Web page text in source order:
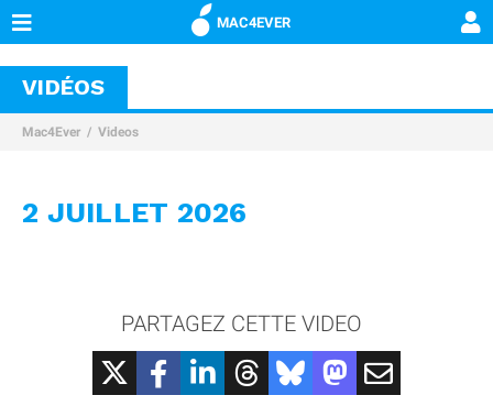
MAC4EVER
VIDÉOS
Mac4Ever Videos
2 JUILLET 2026
PARTAGEZ CETTE VIDEO